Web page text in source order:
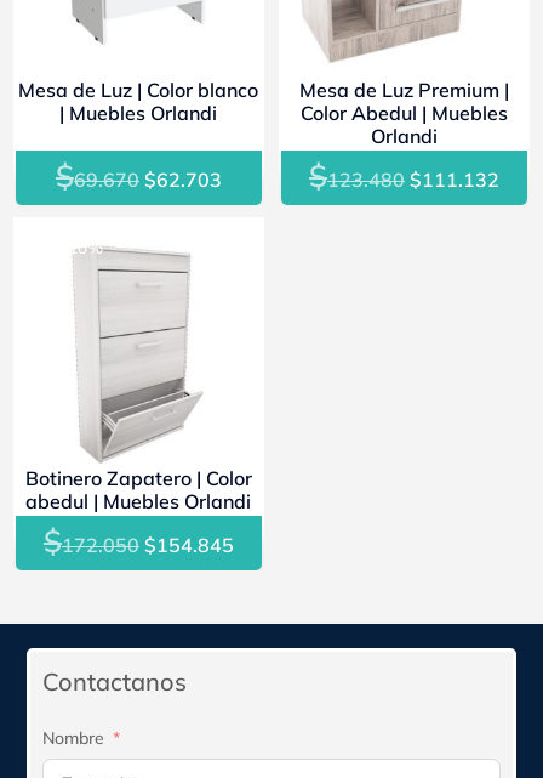
Mesa de Luz | Color blanco
| Muebles Orlandi
$69.670 El
precio
era:
$69.670.
$62.703El
precio
Mesa de Luz Premium |
Color Abedul | Muebles
Orlandi
$123.480 El
precio
$111.132
- 10%
Botinero Zapatero | Color
abedul | Muebles Orlandi
$172.050 El
precio
$154.845El
precio
Contactanos
Nombre